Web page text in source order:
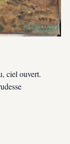
ciel ouvert.